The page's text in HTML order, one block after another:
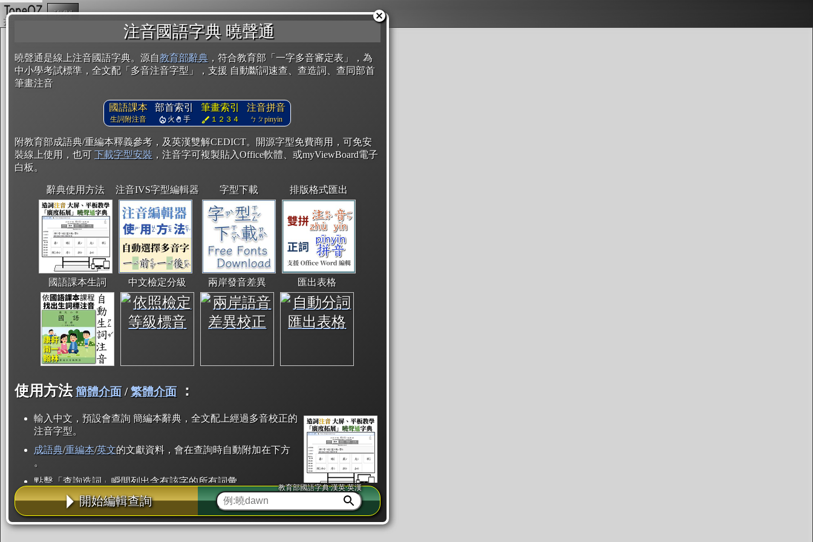
注音國語字典 曉聲通
曉聲通是線上注音國語字典。源自教育部辭典 ，符合教育部「一字多音審定表」，為
中小學考試標準，全文配「多音注音字型」，支援 自動斷詞速查、查造詞、查同部首
筆畫注音
國語課本
生詞附注音
部首索引
火 手
筆畫索引
１２３４
注音拼音
ㄅㄆpinyin
附教育部成語典/重編本釋義參考，及英漢雙解CEDICT。開源字型免費商用，可免安
裝線上使用，也可 下載字型安裝 ，注音字可複製貼入Office軟體、或myViewBoard電子
白板。
辭典使用方法 注音IVS字型編輯器 字型下載 排版格式匯出
國語課本生詞 中文檢定分級 兩岸發音差異 匯出表格
使用方法 簡體介面/繁體介面 ：
輸入中文，預設會查詢 簡編本辭典，全文配上經過多音校正的
注音字型。
成語典/重編本/英文的文獻資料，會在查詢時自動附加在下方
。
點擊「查詢造詞」瞬間列出含有該字的所有詞彙。
點「部首」瞬間列出所有「同部首字」。也支援查詢「同注音」或「同筆畫」。
辭典解釋的全文都經過自動斷詞，點擊便可瞬間「連續查詢」此字詞的解釋，不
用手動重複輸入。
開始編輯查詢
教育部國語字典·漢英·英漢
複製